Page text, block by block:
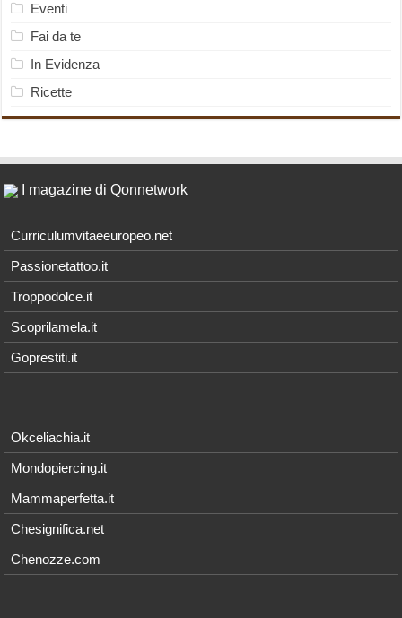
Eventi
Fai da te
In Evidenza
Ricette
I magazine di Qonnetwork
Curriculumvitaeeuropeo.net
Passionetattoo.it
Troppodolce.it
Scoprilamela.it
Goprestiti.it
Okceliachia.it
Mondopiercing.it
Mammaperfetta.it
Chesignifica.net
Chenozze.com